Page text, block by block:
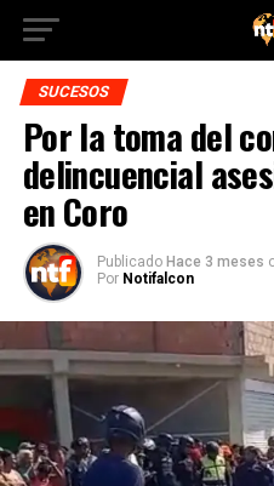
SUCESOS
Por la toma del
delincuencial
en Coro
Publicado Hace 3 meses
Por Notifalcon